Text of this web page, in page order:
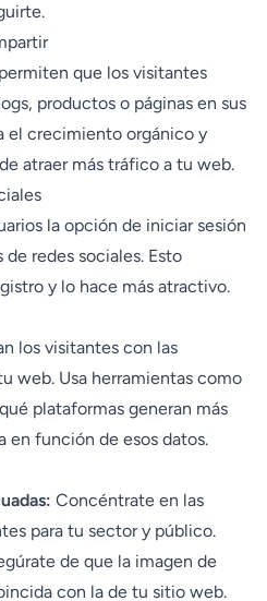
que los visitantes
productos o páginas en sus
el crecimiento orgánico y
atraer más tráfico a tu web.
la opción de iniciar sesión
redes sociales. Esto
y lo hace más atractivo.
los visitantes con las
web. Usa herramientas como
plataformas generan más
en función de esos datos.
Concéntrate en las
para tu sector y público.
de que la imagen de
con la de tu sitio web.